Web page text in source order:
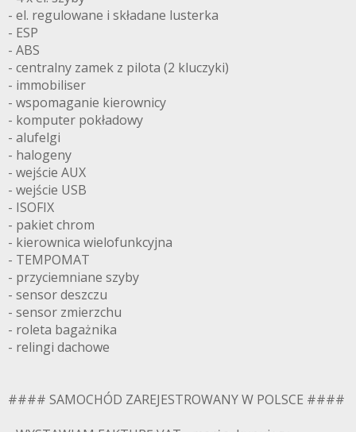
- el. regulowane i składane lusterka
- ESP
- ABS
- centralny zamek z pilota (2 kluczyki)
- immobiliser
- wspomaganie kierownicy
- komputer pokładowy
- alufelgi
- halogeny
- wejście AUX
- wejście USB
- ISOFIX
- pakiet chrom
- kierownica wielofunkcyjna
- TEMPOMAT
- przyciemniane szyby
- sensor deszczu
- sensor zmierzchu
- roleta bagażnika
- relingi dachowe
#### SAMOCHÓD ZAREJESTROWANY W POLSCE ####